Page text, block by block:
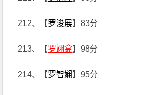
212、【罗浚展】83分
213、【罗翊翕】98分
214、【罗智娴】95分